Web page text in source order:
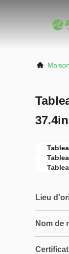
Maison
Lieu
Nom de